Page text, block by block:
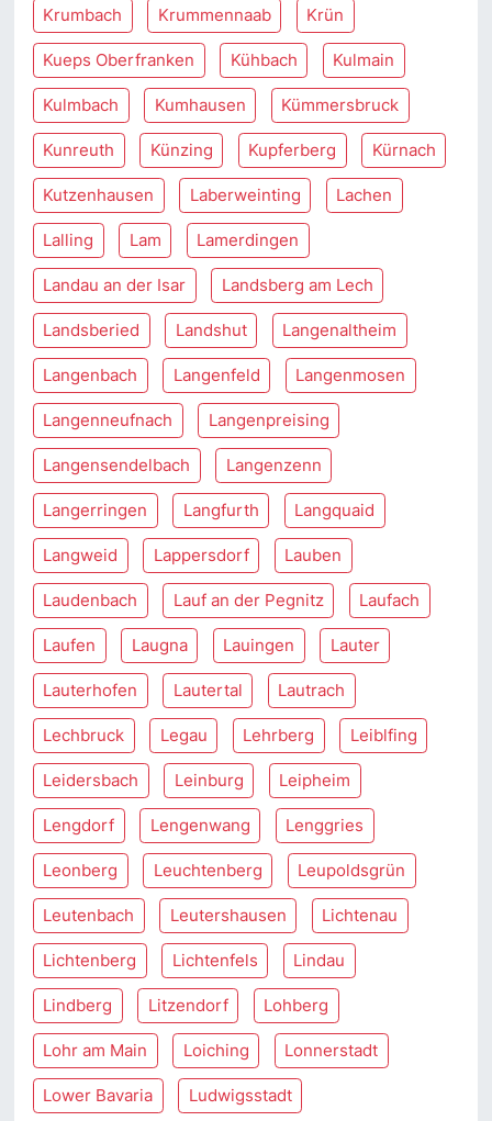
Krumbach Krummennaab Krün
Kueps Oberfranken Kühbach Kulmain
Kulmbach Kumhausen Kümmersbruck
Kunreuth Künzing Kupferberg Kürnach
Kutzenhausen Laberweinting Lachen
Lalling Lam Lamerdingen
Landau an der Isar Landsberg am Lech
Landsberied Landshut Langenaltheim
Langenbach Langenfeld Langenmosen
Langenneufnach Langenpreising
Langensendelbach Langenzenn
Langerringen Langfurth Langquaid
Langweid Lappersdorf Lauben
Laudenbach Lauf an der Pegnitz Laufach
Laufen Laugna Lauingen Lauter
Lauterhofen Lautertal Lautrach
Lechbruck Legau Lehrberg Leiblfing
Leidersbach Leinburg Leipheim
Lengdorf Lengenwang Lenggries
Leonberg Leuchtenberg Leupoldsgrün
Leutenbach Leutershausen Lichtenau
Lichtenberg Lichtenfels Lindau
Lindberg Litzendorf Lohberg
Lohr am Main Loiching Lonnerstadt
Lower Bavaria Ludwigsstadt